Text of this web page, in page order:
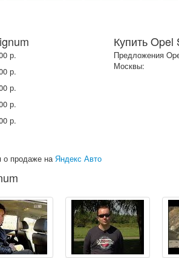
р.
р.
р.
р.
р.
о продаже наЯндекс Авто
Купить Opel
Предложения
Москвы: